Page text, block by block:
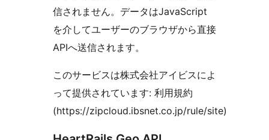
信されません。データはJavaScript
を介してユーザーのブラウザから直接
APIへ送信されます。
このサービスは株式会社アイビスによ
って提供されています: 利用規約
(https://zipcloud.ibsnet.co.jp/rule/site)